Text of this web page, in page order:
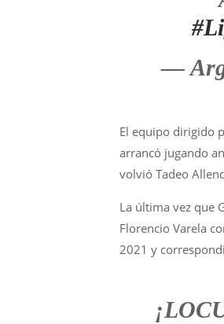
—
El equipo dirigido
arrancó jugando
volvió Tadeo
La última vez que
Florencio Varela
2021 y